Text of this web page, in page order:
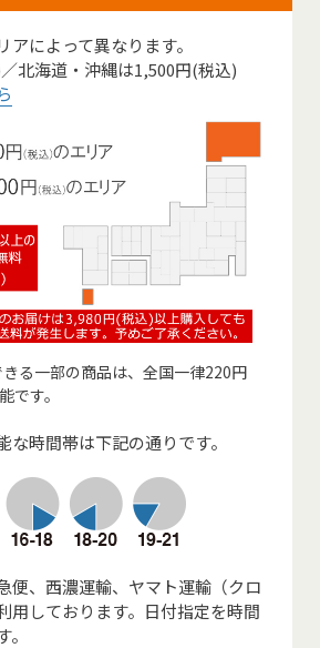
アによって異なります。
北海道・沖縄は1,500円(税込)
る一部の商品は、全国一律220円
です。
な時間帯は下記の通りです。
便、西濃運輸、ヤマト運輸（クロ
用しております。日付指定を時間